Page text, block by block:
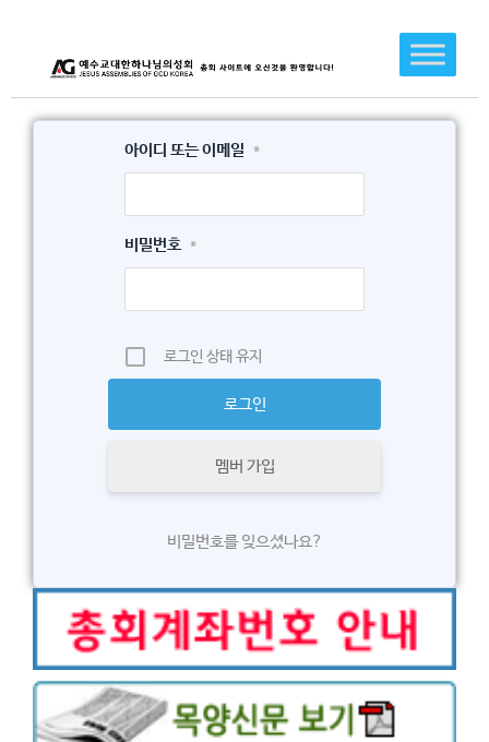
로
아이디 또는 이메일 *
비밀번호 *
로그인 상태 유지
멤버 가입
비밀번호를 잊으셨나요?